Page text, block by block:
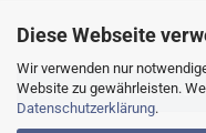
Diese Webseite
Wir verwenden nur
Website zu gewährleisten.
Datenschutzerklärung.
VERTRAG WIDERRUFEN